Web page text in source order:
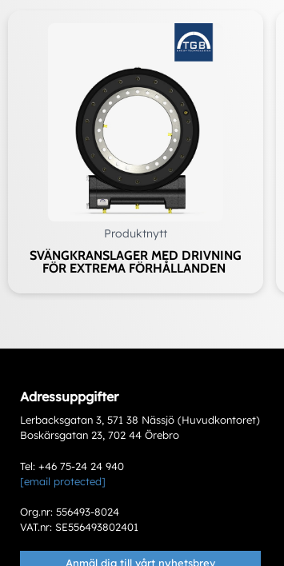
Produktnytt
SVÄNGKRANSLAGER MED DRIVNING
FÖR EXTREMA FÖRHÅLLANDEN
Adressuppgifter
Lerbacksgatan 3, 571 38 Nässjö (Huvudkontoret)
Boskärsgatan 23, 702 44 Örebro
Tel: +46 75-24 24 940
[email protected]
Org.nr: 556493-8024
VAT.nr: SE556493802401
Anmäl dig till vårt nyhetsbrev